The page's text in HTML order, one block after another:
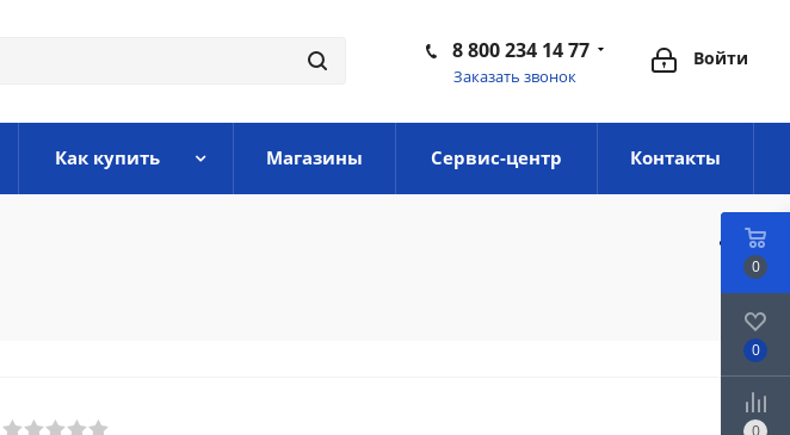
Войти
8 800 234 14 77
Заказать звонок
Как купить Магазины Сервис-центр Контакты
0
0
0